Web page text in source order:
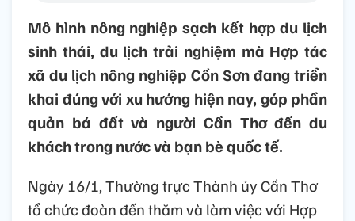
Mô hình nông nghiệp sạch kết hợp du lịch
sinh thái, du lịch trải nghiệm mà Hợp tác
xã du lịch nông nghiệp Cồn Sơn đang triển
khai đúng với xu hướng hiện nay, góp phần
quản bá đất và người Cần Thơ đến du
khách trong nước và bạn bè quốc tế.
Ngày 16/1, Thường trực Thành ủy Cần Thơ
tổ chức đoàn đến thăm và làm việc với Hợp